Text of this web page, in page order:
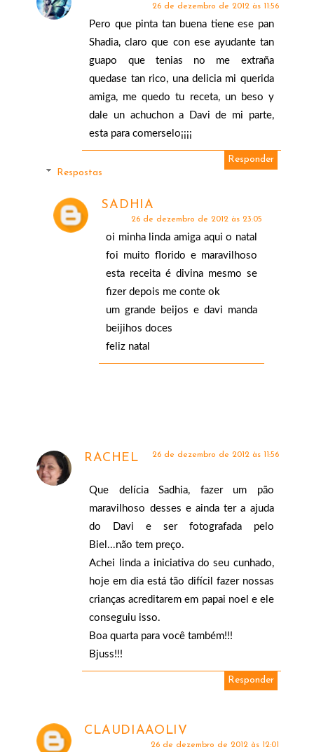
26 de dezembro de 2012 às 11:56
Pero que pinta tan buena tiene ese pan
Shadia, claro que con ese ayudante tan
guapo que tenias no me extraña
quedase tan rico, una delicia mi querida
amiga, me quedo tu receta, un beso y
dale un achuchon a Davi de mi parte,
esta para comerselo¡¡¡¡
Responder
Respostas
SADHIA
26 de dezembro de 2012 às 23:05
oi minha linda amiga aqui o natal
foi muito florido e maravilhoso
esta receita é divina mesmo se
fizer depois me conte ok
um grande beijos e davi manda
beijihos doces
feliz natal
RACHEL 26 de dezembro de 2012 às 11:56
Que delícia Sadhia, fazer um pão
maravilhoso desses e ainda ter a ajuda
do Davi e ser fotografada pelo
Biel...não tem preço.
Achei linda a iniciativa do seu cunhado,
hoje em dia está tão difícil fazer nossas
crianças acreditarem em papai noel e ele
conseguiu isso.
Boa quarta para você também!!!
Bjuss!!!
Responder
CLAUDIAAOLIV
26 de dezembro de 2012 às 12:01